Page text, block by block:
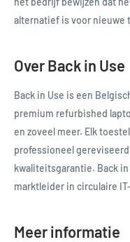
alternatief is voor nieuwe
Over Back in Use
Back in Use is een
premium refurbished
en zoveel meer. Elk
professioneel
kwaliteitsgarantie. Back
marktleider in circulaire
Meer informatie